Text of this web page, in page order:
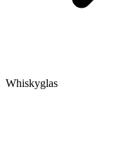
Whiskyglas